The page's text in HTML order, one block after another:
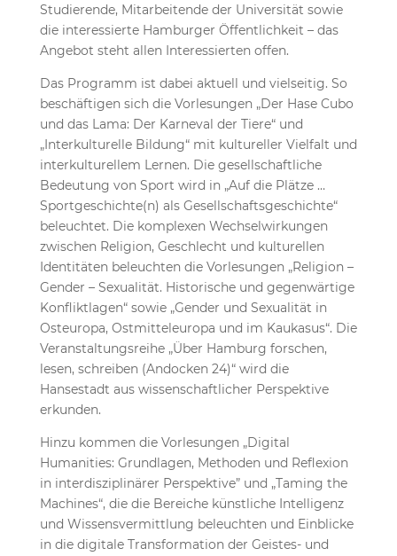
Studierende, Mitarbeitende der Universität sowie
die interessierte Hamburger Öffentlichkeit – das
Angebot steht allen Interessierten offen.
Das Programm ist dabei aktuell und vielseitig. So
beschäftigen sich die Vorlesungen „Der Hase Cubo
und das Lama: Der Karneval der Tiere“ und
„Interkulturelle Bildung“ mit kultureller Vielfalt und
interkulturellem Lernen. Die gesellschaftliche
Bedeutung von Sport wird in „Auf die Plätze …
Sportgeschichte(n) als Gesellschaftsgeschichte“
beleuchtet. Die komplexen Wechselwirkungen
zwischen Religion, Geschlecht und kulturellen
Identitäten beleuchten die Vorlesungen „Religion –
Gender – Sexualität. Historische und gegenwärtige
Konfliktlagen“ sowie „Gender und Sexualität in
Osteuropa, Ostmitteleuropa und im Kaukasus“. Die
Veranstaltungsreihe „Über Hamburg forschen,
lesen, schreiben (Andocken 24)“ wird die
Hansestadt aus wissenschaftlicher Perspektive
erkunden.
Hinzu kommen die Vorlesungen „Digital
Humanities: Grundlagen, Methoden und Reflexion
in interdisziplinärer Perspektive” und „Taming the
Machines“, die die Bereiche künstliche Intelligenz
und Wissensvermittlung beleuchten und Einblicke
in die digitale Transformation der Geistes- und